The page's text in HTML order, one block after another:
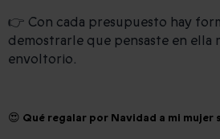
👉 Con cada presupuesto hay
demostrarle que pensaste en ella
envoltorio.
😍 Qué regalar por Navidad a mi mujer